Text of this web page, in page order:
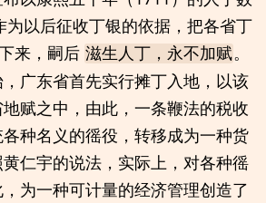
为以后征收丁银的依据，把各省丁
来，嗣后 滋生人丁，永不加赋。
广东省首先实行摊丁入地，以该
赋之中，由此，一条鞭法的税收
种名义的徭役，转移成为一种货
仁宇的说法，实际上，对各种徭
为一种可计量的经济管理创造了